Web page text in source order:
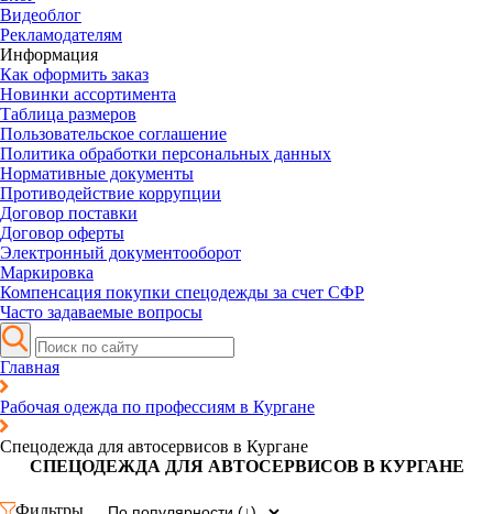
Видеоблог
Рекламодателям
Информация
Как оформить заказ
Новинки ассортимента
Таблица размеров
Пользовательское соглашение
Политика обработки персональных данных
Нормативные документы
Противодействие коррупции
Договор поставки
Договор оферты
Электронный документооборот
Маркировка
Компенсация покупки спецодежды за счет СФР
Часто задаваемые вопросы
Главная
Рабочая одежда по профессиям в Кургане
Спецодежда для автосервисов в Кургане
СПЕЦОДЕЖДА ДЛЯ АВТОСЕРВИСОВ В КУРГАНЕ
Фильтры